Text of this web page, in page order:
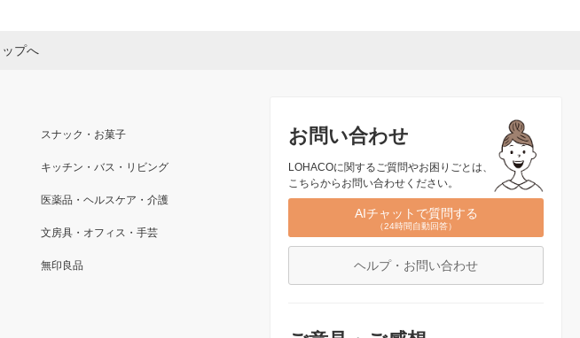
プへ
お問い合わせ
LOHACOに関するご質問やお困りごとは、
こちらからお問い合わせください。
AIチャットで質問する
（24時間自動回答）
ヘルプ・お問い合わせ
スナック・お菓子
キッチン・バス・リビング
医薬品・ヘルスケア・介護
文房具・オフィス・手芸
無印良品